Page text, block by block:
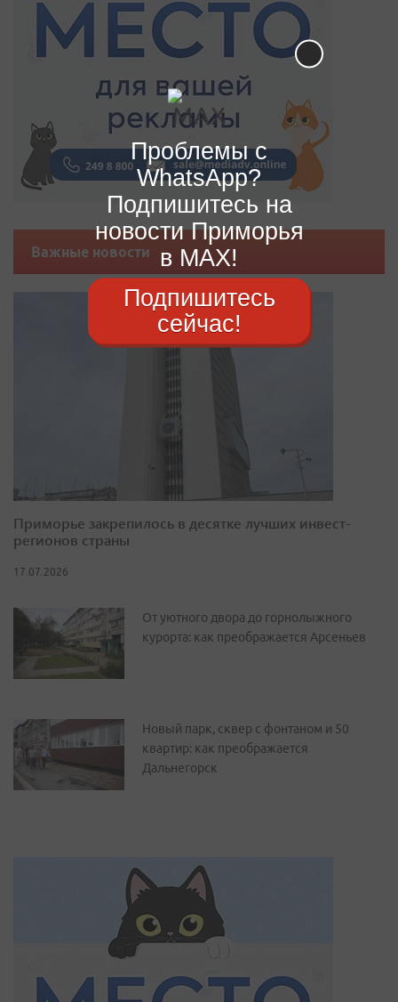
Важные новости
Приморье закрепилось в десятке лучших инвест-
регионов страны
17.07.2026
От уютного двора до горнолыжного
курорта: как преображается Арсеньев
Новый парк, сквер с фонтаном и 50
квартир: как преображается
Дальнегорск
Проблемы с
WhatsApp?
Подпишитесь на
новости Приморья
в MAX!
Подпишитесь
сейчас!